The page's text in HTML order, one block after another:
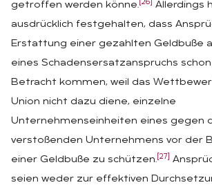
getroffen werden könne. [26]
Allerdings
ausdrücklich festgehalten, dass
Erstattung einer gezahlten Geldbuße
eines Schadensersatzanspruchs
Betracht kommen, weil das
Union nicht dazu diene, einzelne
Unternehmenseinheiten eines gegen
verstoßenden Unternehmens vor der
einer Geldbuße zu schützen. [27]
seien weder zur effektiven